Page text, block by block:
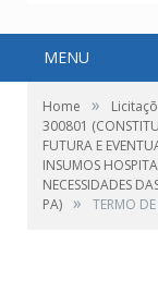
MENU
Home »
300801
FUTURA E
INSUMOS
NECESSIDADES
PA) » TERMO